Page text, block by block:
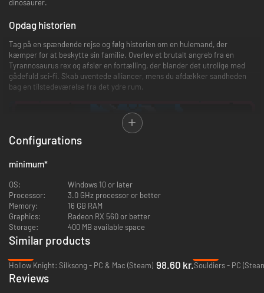
dinosaurer.
Opdag historien
Tag på en spændende rejse og følg historien om en hulemand, der
kæmper for at beskytte sin familie. Overlev et brutalt angreb fra en
Tyrannosaurus rex og afslør en fortælling, der blander det utrolige med
gådefuld sci-fi. Skab uventede alliancer, mens du afdækker sandheden
bag en tilstedeværelse fra det ydre rum.
Tilpas dig og overlev
At overleve i vildmarken kræver snilde. Brug naturens ressourcer til at
helbrede. Optjen erfaring og opgrader dine færdigheder for at overleve
planetens mange farer.
Configurations
minimum*
OS:
Windows 10 or later
Processor:
3.0 GHz processor or better
Memory:
16 GB RAM
Graphics:
Radeon RX 560 or better
Storage:
400 MB available space
Similar products
Hollow Knight: Silksong - PC & Mac (Steam) 98.60 kr.Souldiers - PC
Reviews